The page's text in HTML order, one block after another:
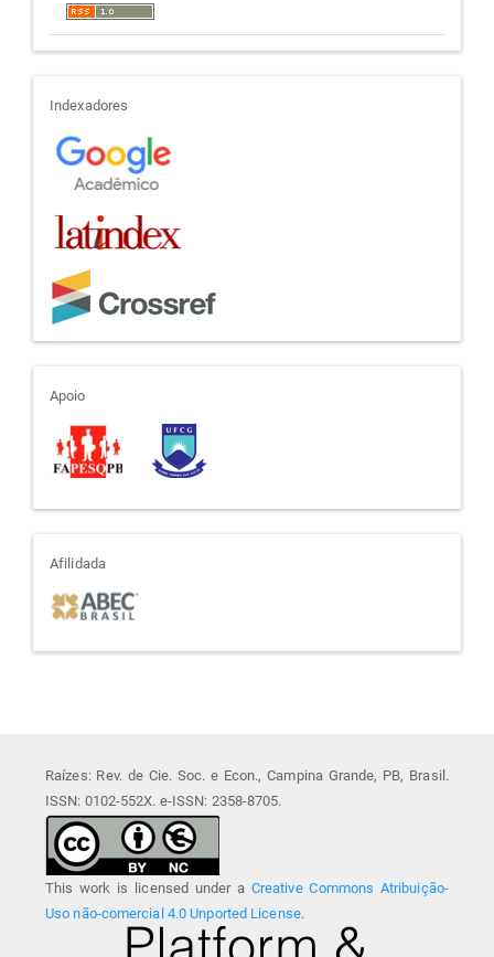
indexadores
Indexadores
apoio
Apoio
afiliada
Afilidada
Raízes: Rev. de Cie. Soc. e Econ., Campina Grande, PB, Brasil.
ISSN: 0102-552X. e-ISSN: 2358-8705.
This work is licensed under a Creative Commons Atribuição-
Uso não-comercial 4.0 Unported License.